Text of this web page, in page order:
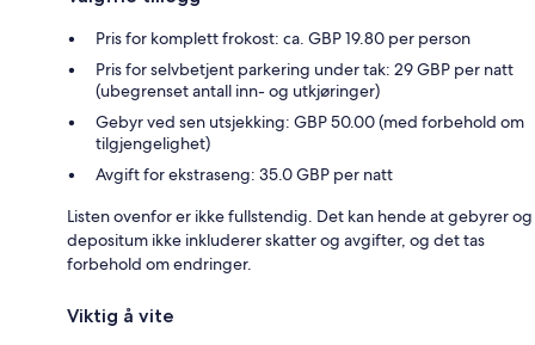
Pris for komplett frokost: ca. GBP 19.80 per person
Pris for selvbetjent parkering under tak: 29 GBP per natt
(ubegrenset antall inn- og utkjøringer)
Gebyr ved sen utsjekking: GBP 50.00 (med forbehold om
tilgjengelighet)
Avgift for ekstraseng: 35.0 GBP per natt
Listen ovenfor er ikke fullstendig. Det kan hende at gebyrer og
depositum ikke inkluderer skatter og avgifter, og det tas
forbehold om endringer.
Viktig å vite